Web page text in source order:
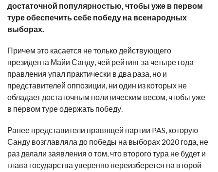
достаточной популярностью, чтобы уже в первом
туре обеспечить себе победу на всенародных
выборах.
Причем это касается не только действующего
президента Майи Санду, чей рейтинг за четыре года
правления упал практически в два раза, но и
представителей оппозиции, ни один из которых не
обладает достаточным политическим весом, чтобы уже
в первом туре одержать победу.
Ранее представители правящей партии PAS, которую
Санду возглавляла до победы на выборах 2020 года, не
раз делали заявления о том, что второго тура не будет и
глава государства уверенно переизберется на второй